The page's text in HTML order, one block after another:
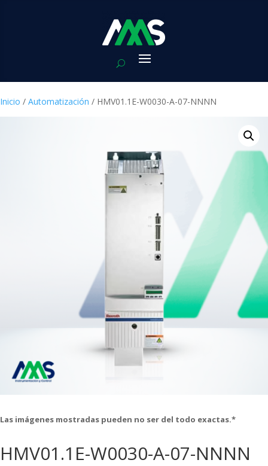
Inicio / Automatización / HMV01.1E-W0030-A-07-NNNN
Las imágenes mostradas pueden no ser del todo exactas.*
HMV01.1E-W0030-A-07-NNNN